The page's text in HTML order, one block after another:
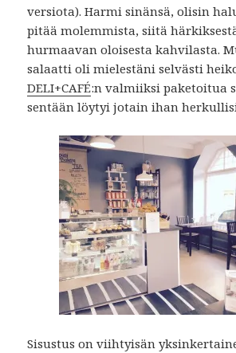
versiota). Harmi sinänsä, olisin
pitää molemmista, siitä
hurmaavan oloisesta kahvilasta.
salaatti oli mielestäni selvästi
DELI+CAFÉ:n valmiiksi paketoitua
sentään löytyi jotain ihan
Sisustus on viihtyisän